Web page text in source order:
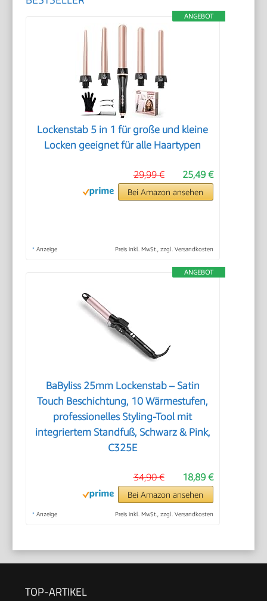
ANGEBOT
Lockenstab 5 in 1 für große und kleine
Locken geeignet für alle Haartypen
25,49 €
29,99 €
Bei Amazon ansehen
* Anzeige Preis inkl. MwSt., zzgl. Versandkosten
ANGEBOT
BaByliss 25mm Lockenstab – Satin
Touch Beschichtung, 10 Wärmestufen,
professionelles Styling-Tool mit
integriertem Standfuß, Schwarz & Pink,
C325E
18,89 €
34,90 €
Bei Amazon ansehen
* Anzeige Preis inkl. MwSt., zzgl. Versandkosten
TOP-ARTIKEL